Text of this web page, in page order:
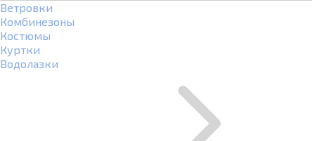
Ветровки
Комбинезоны
Костюмы
Куртки
Водолазки